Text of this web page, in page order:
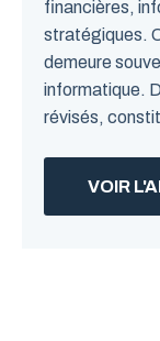
financières,
stratégiques.
demeure
informatique.
révisés,
VOIR